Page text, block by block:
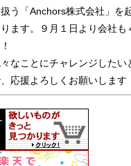
う「Anchors株式会社」を
ます。９月１日より会社も
なことにチャレンジしたい
応援よろしくお願いします